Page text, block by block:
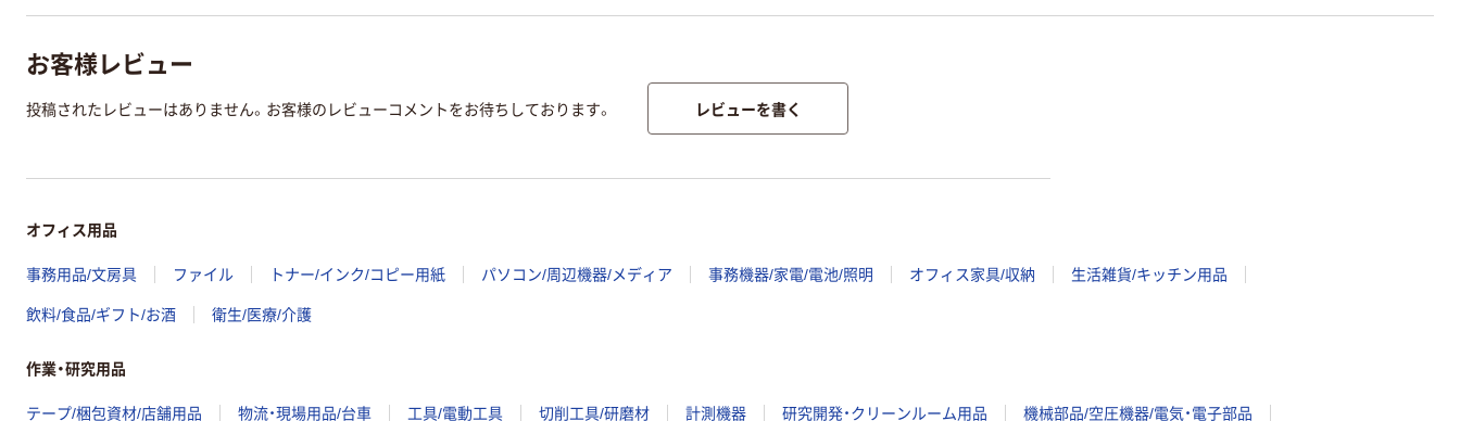
お客様レビュー
投稿されたレビューはありません。お客様のレビューコメントをお待ちしております。 レビューを書く
オフィス用品
事務用品/文房具 ファイル トナー/インク/コピー用紙 パソコン/周辺機器/メディア 事務機器/家電/電池/照明 オフィス家具/収納 生活雑貨/キッチン用品
飲料/食品/ギフト/お酒 衛生/医療/介護
作業・研究用品
テープ/梱包資材/店舗用品 物流・現場用品/台車 工具/電動工具 切削工具/研磨材 計測機器 研究開発・クリーンルーム用品 機械部品/空圧機器/電気・電子部品